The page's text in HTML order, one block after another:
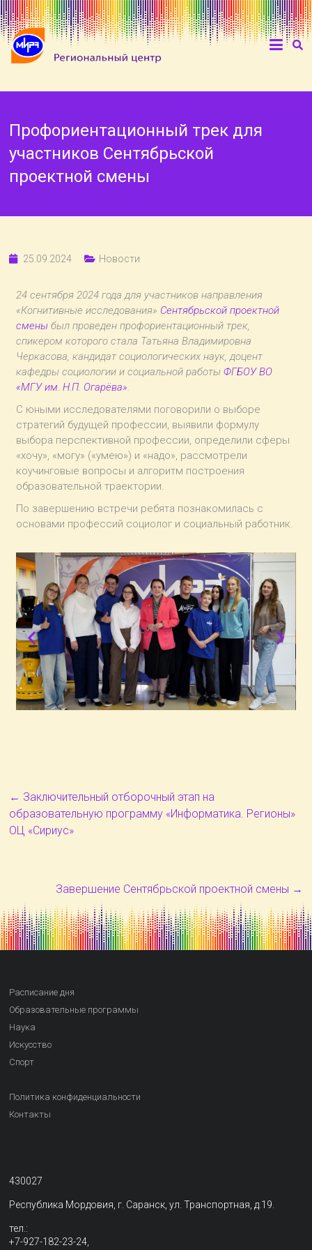
Профориентационный трек для
участников Сентябрьской
проектной смены
25.09.2024 Новости
24 сентября 2024 года для участников направления
«Когнитивные исследования» Сентябрьской проектной
смены был проведен профориентационный трек,
спикером которого стала Татьяна Владимировна
Черкасова, кандидат социологических наук, доцент
кафедры социологии и социальной работыФГБОУ ВО
«МГУ им. Н.П. Огарёва».
С юными исследователями поговорили о выборе
стратегий будущей профессии, выявили формулу
выбора перспективной профессии, определили сферы
«хочу», «могу» («умею») и «надо», рассмотрели
коучинговые вопросы и алгоритм построения
образовательной траектории.
По завершению встречи ребята познакомилась с
основами профессий социолог и социальный работник.
← Заключительный отборочный этап на
образовательную программу «Информатика. Регионы»
ОЦ «Сириус»
Завершение Сентябрьской проектной смены →
Расписание дня
Образовательные программы
Наука
Искусство
Спорт
Политика конфиденциальности
Контакты
430027
Республика Мордовия, г. Саранск, ул. Транспортная, д.19.
тел.:
+7-927-182-23-24,